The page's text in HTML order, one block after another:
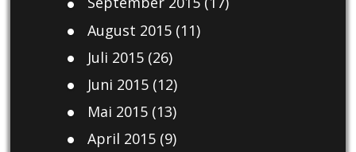
August 2015(11)
Juli 2015(26)
Juni 2015(12)
Mai 2015(13)
April 2015(9)